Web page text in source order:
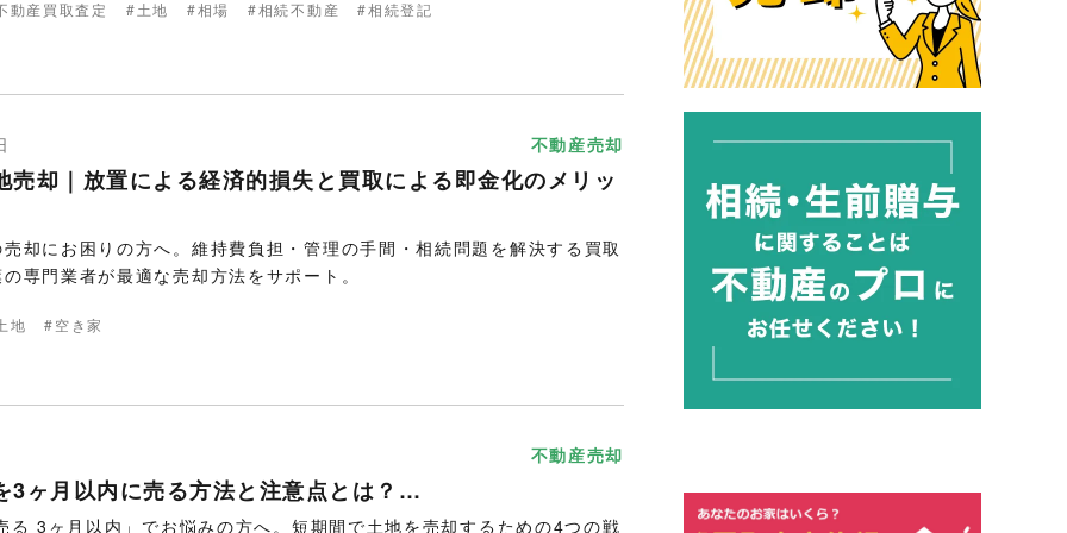
動産買取査定 土地 相場 相続不動産 相続登記
不動産売却
売却｜放置による経済的損失と買取による即金化のメリッ
却にお困りの方へ。維持費負担・管理の手間・相続問題を解決する買取
専門業者が最適な売却方法をサポート。
地 空き家
不動産売却
3ヶ月以内に売る方法と注意点とは？…
る 3ヶ月以内」でお悩みの方へ。短期間で土地を売却するための4つの戦